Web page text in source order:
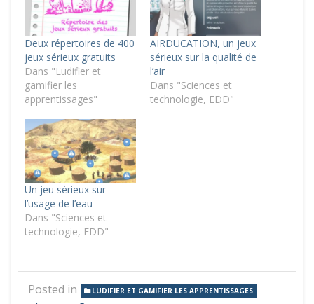
Deux répertoires de 400
jeux sérieux gratuits
Dans "Ludifier et
gamifier les
apprentissages"
AIRDUCATION, un jeux
sérieux sur la qualité de
l’air
Dans "Sciences et
technologie, EDD"
Un jeu sérieux sur
l’usage de l’eau
Dans "Sciences et
technologie, EDD"
Posted in LUDIFIER ET GAMIFIER LES APPRENTISSAGES